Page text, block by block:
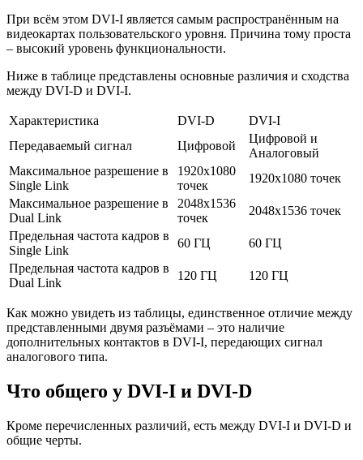
При всём этом DVI-I является самым распространённым на
видеокартах пользовательского уровня. Причина тому проста
– высокий уровень функциональности.
Ниже в таблице представлены основные различия и сходства
между DVI-D и DVI-I.
Характеристика DVI-D
DVI-I
Передаваемый сигнал
Цифровой
Цифровой и
Аналоговый
Максимальное разрешение в
Single Link
1920х1080
точек
1920х1080 точек
Максимальное разрешение в
Dual Link
2048х1536
точек
2048х1536 точек
Предельная частота кадров в
Single Link
60 ГЦ
60 ГЦ
Предельная частота кадров в
Dual Link
120 ГЦ 120 ГЦ
Как можно увидеть из таблицы, единственное отличие между
представленными двумя разъёмами – это наличие
дополнительных контактов в DVI-I, передающих сигнал
аналогового типа.
Что общего у DVI-I и DVI-D
Кроме перечисленных различий, есть между DVI-I и DVI-D и
общие черты.